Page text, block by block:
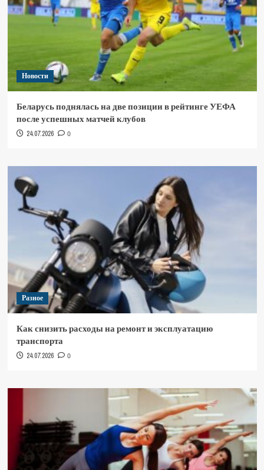
Новости
Беларусь поднялась на две позиции в рейтинге УЕФА
после успешных матчей клубов
24.07.2026 0
Разное
Как снизить расходы на ремонт и эксплуатацию
транспорта
24.07.2026 0